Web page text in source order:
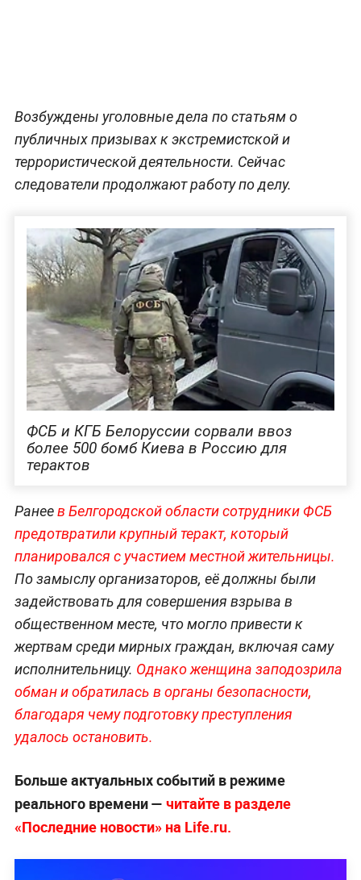
Возбуждены уголовные дела по статьям о
публичных призывах к экстремистской и
террористической деятельности. Сейчас
следователи продолжают работу по делу.
ФСБ и КГБ Белоруссии сорвали ввоз
более 500 бомб Киева в Россию для
терактов
Ранеев Белгородской области сотрудники ФСБ
предотвратили крупный теракт, который
планировался с участием местной жительницы.
По замыслу организаторов, её должны были
задействовать для совершения взрыва в
общественном месте, что могло привести к
жертвам среди мирных граждан, включая саму
исполнительницу. Однако женщина заподозрила
обман и обратилась в органы безопасности,
благодаря чему подготовку преступления
удалось остановить.
Больше актуальных событий в режиме
реального времени — читайте в разделе
«Последние новости» на Life.ru.